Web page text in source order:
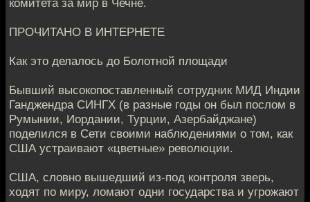
комитета за мир в Чечне.
ПРОЧИТАНО В ИНТЕРНЕТЕ
Как это делалось до Болотной площади
Бывший высокопоставленный сотрудник МИД Индии
Ганджендра СИНГХ (в разные годы он был послом в
Румынии, Иордании, Турции, Азербайджане)
поделился в Сети своими наблюдениями о том, как
США устраивают «цветные» революции.
США, словно вышедший из-под контроля зверь,
ходят по миру, ломают одни государства и угрожают